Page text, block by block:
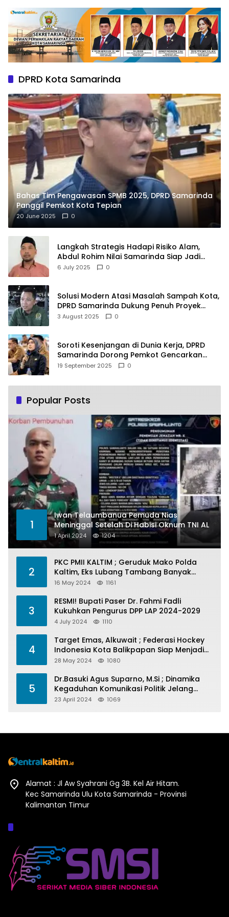
DPRD Kota Samarinda
Bahas Tim Pengawasan SPMB 2025, DPRD Samarinda
Panggil Pemkot Kota Tepian
20 June 2025 0
Langkah Strategis Hadapi Risiko Alam,
Abdul Rohim Nilai Samarinda Siap Jadi
Pusat Logistik Bencana Kalimantan
6 July 2025 0
Solusi Modern Atasi Masalah Sampah Kota,
DPRD Samarinda Dukung Penuh Proyek
PLTSA
3 August 2025 0
Soroti Kesenjangan di Dunia Kerja, DPRD
Samarinda Dorong Pemkot Gencarkan
Pemberdayaan Perempuan
19 September 2025 0
Popular Posts
1
Iwan Telaumbanua Pemuda Nias
Meninggal Setelah Di Habisi Oknum TNI AL
1 April 2024 1204
2
PKC PMII KALTIM ; Geruduk Mako Polda
Kaltim, Eks Lubang Tambang Banyak
Menelan Korban
16 May 2024 1161
3
RESMI! Bupati Paser Dr. Fahmi Fadli
Kukuhkan Pengurus DPP LAP 2024-2029
4 July 2024 1110
4
Target Emas, Alkuwait ; Federasi Hockey
Indonesia Kota Balikpapan Siap Menjadi
Barometer Prestasi Di Kaltim
28 May 2024 1080
5
Dr.Basuki Agus Suparno, M.Si ; Dinamika
Kegaduhan Komunikasi Politik Jelang
Pesta Politik 2024
23 April 2024 1069
Alamat : Jl Aw Syahrani Gg 3B. Kel Air Hitam.
Kec Samarinda Ulu Kota Samarinda - Provinsi
Kalimantan Timur